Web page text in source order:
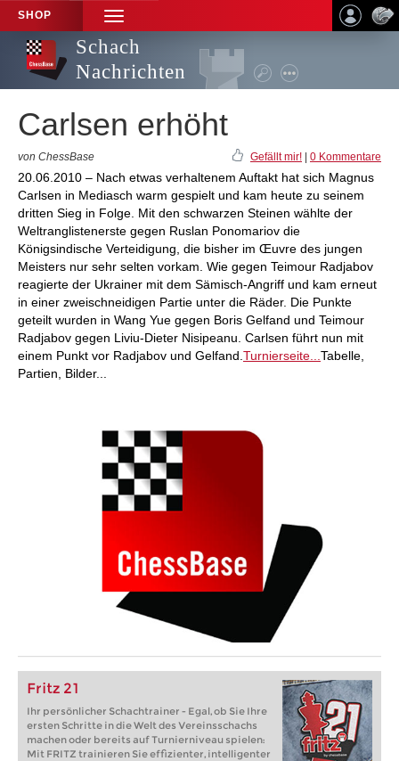
SHOP
TOGGLE
NAVIGATION
Schach
Nachrichten
Carlsen erhöht
von ChessBase Gefällt mir! 0 Kommentare
20.06.2010 – Nach etwas verhaltenem Auftakt hat sich Magnus
Carlsen in Mediasch warm gespielt und kam heute zu seinem
dritten Sieg in Folge. Mit den schwarzen Steinen wählte der
Weltranglistenerste gegen Ruslan Ponomariov die
Königsindische Verteidigung, die bisher im Œuvre des jungen
Meisters nur sehr selten vorkam. Wie gegen Teimour Radjabov
reagierte der Ukrainer mit dem Sämisch-Angriff und kam erneut
in einer zweischneidigen Partie unter die Räder. Die Punkte
geteilt wurden in Wang Yue gegen Boris Gelfand und Teimour
Radjabov gegen Liviu-Dieter Nisipeanu. Carlsen führt nun mit
einem Punkt vor Radjabov und Gelfand. Turnierseite... Tabelle,
Partien, Bilder...
Fritz 21
Ihr persönlicher Schachtrainer - Egal, ob Sie Ihre
ersten Schritte in die Welt des Vereinsschachs
machen oder bereits auf Turnierniveau spielen:
Mit FRITZ trainieren Sie effizienter, intelligenter